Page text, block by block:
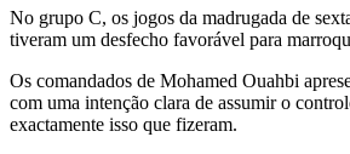
No grupo C, os jogos da madrugada de
tiveram um desfecho favorável para
Os comandados de Mohamed Ouahbi
com uma intenção clara de assumir o
exactamente isso que fizeram.